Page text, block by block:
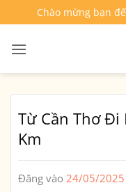
qua
nội
Chào mừng bạn
Từ Cần Thơ Đi
Km
Đăng vào 24/05/2025